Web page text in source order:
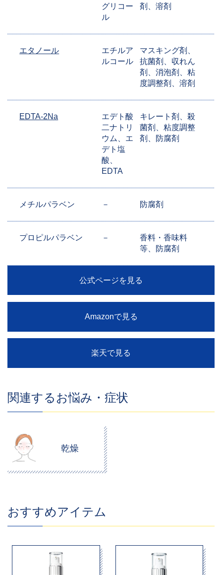
グリコー
ル
剤、溶剤
エタノール
エチルア
ルコール
マスキング剤、
抗菌剤、収れん
剤、消泡剤、粘
度調整剤、溶剤
EDTA-2Na
エデト酸
二ナトリ
ウム、エ
デト塩
酸、
EDTA
キレート剤、殺
菌剤、粘度調整
剤、防腐剤
メチルパラベン － 防腐剤
プロピルパラベン －
香料・香味料
等、防腐剤
公式ページを見る
Amazonで見る
楽天で見る
関連するお悩み・症状
乾燥
おすすめアイテム